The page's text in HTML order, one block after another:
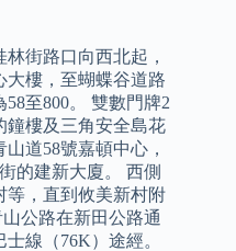
街路口向西北起，
大樓，至蝴蝶谷道路
至800。 雙數門牌2
鐘樓及三角安全島花
道58號嘉頓中心，
的建新大廈。 西側
等，直到攸美新村附
公路在新田公路通
線（76K）途經。